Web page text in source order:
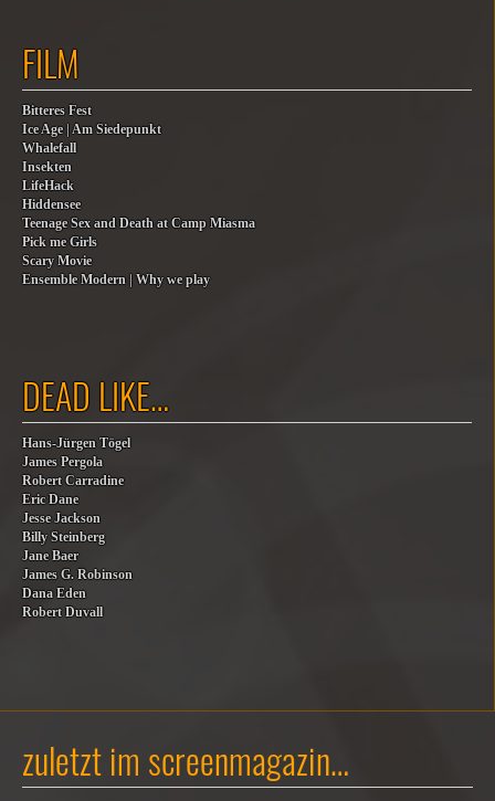
FILM
Bitteres Fest
Ice Age | Am Siedepunkt
Whalefall
Insekten
LifeHack
Hiddensee
Teenage Sex and Death at Camp Miasma
Pick me Girls
Scary Movie
Ensemble Modern | Why we play
DEAD LIKE…
Hans-Jürgen Tögel
James Pergola
Robert Carradine
Eric Dane
Jesse Jackson
Billy Steinberg
Jane Baer
James G. Robinson
Dana Eden
Robert Duvall
zuletzt im screenmagazin…